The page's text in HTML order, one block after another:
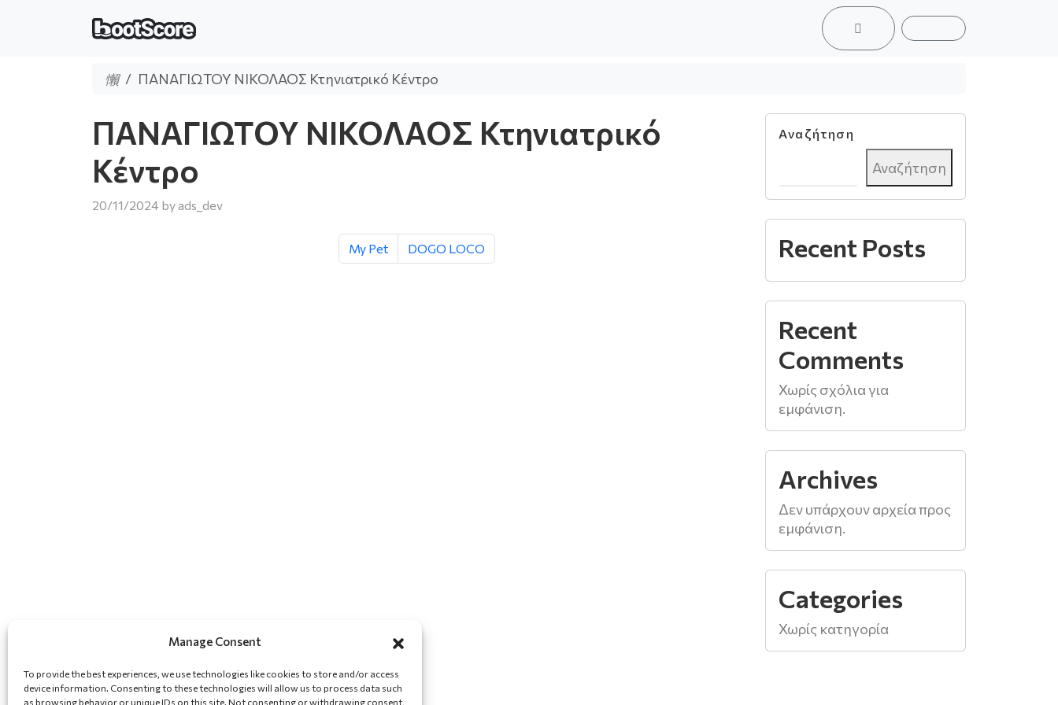
Manage Consent
To provide the best experiences, we use technologies like cookies to store and/or access
device information. Consenting to these technologies will allow us to process data such
as browsing behavior or unique IDs on this site. Not consenting or withdrawing consent,
ACCOUNT
CART
ΠΑΝΑΓΙΩΤΟΥ ΝΙΚΟΛΑΟΣ Κτηνιατρικό Κέντρο
ΠΑΝΑΓΙΩΤΟΥ ΝΙΚΟΛΑΟΣ Κτηνιατρικό
Κέντρο
20/11/2024 by ads_dev
My Pet DOGO LOCO
Αναζήτηση
Αναζήτηση
Recent Posts
Recent
Comments
Χωρίς σχόλια για
εμφάνιση.
Archives
Δεν υπάρχουν αρχεία προς
εμφάνιση.
Categories
Χωρίς κατηγορία